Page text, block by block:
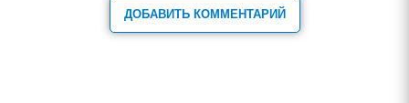
ДОБАВИТЬ КОММЕНТАРИЙ